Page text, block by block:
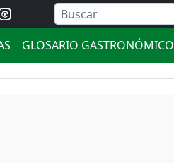
GLOSARIO GASTRONÓMICO